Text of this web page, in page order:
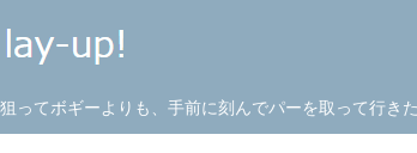
てボギーよりも、手前に刻んでパーを取って行きた